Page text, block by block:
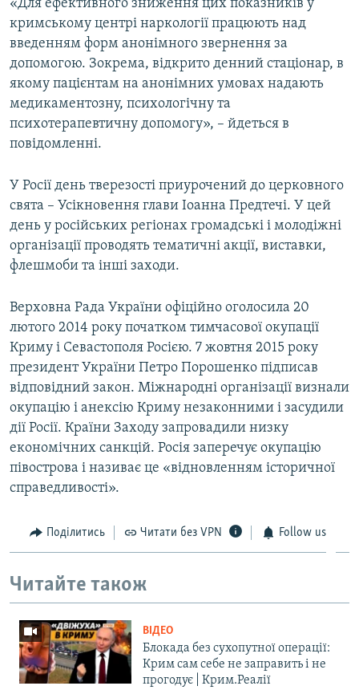
«Для ефективного зниження цих показників у
кримському центрі наркології працюють над
введенням форм анонімного звернення за
допомогою. Зокрема, відкрито денний стаціонар, в
якому пацієнтам на анонімних умовах надають
медикаментозну, психологічну та
психотерапевтичну допомогу», – йдеться в
повідомленні.
У Росії день тверезості приурочений до церковного
свята – Усікновення глави Іоанна Предтечі. У цей
день у російських регіонах громадські і молодіжні
організації проводять тематичні акції, виставки,
флешмоби та інші заходи.
Верховна Рада України офіційно оголосила 20
лютого 2014 року початком тимчасової окупації
Криму і Севастополя Росією. 7 жовтня 2015 року
президент України Петро Порошенко підписав
відповідний закон. Міжнародні організації визнали
окупацію і анексію Криму незаконними і засудили
дії Росії. Країни Заходу запровадили низку
економічних санкцій. Росія заперечує окупацію
півострова і називає це «відновленням історичної
справедливості».
Поділитись Читати без VPN Follow us
Читайте також
ВІДЕО
Блокада без сухопутної операції:
Крим сам себе не заправить і не
прогодує | Крим.Реалії